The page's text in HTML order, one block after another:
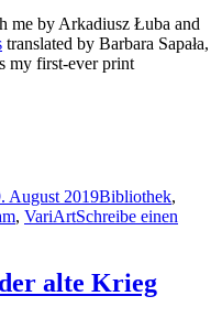
me by Arkadiusz Łuba and
translated by Barbara Sapała,
my first-ever print
August 2019Bibliothek,
, VariArtSchreibe einen
alte Krieg